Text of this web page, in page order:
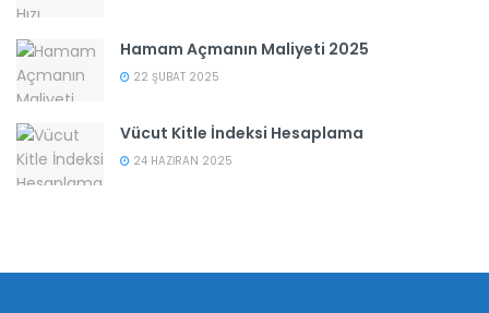
Hamam Açmanın Maliyeti 2025
22 ŞUBAT 2025
Vücut Kitle İndeksi Hesaplama
24 HAZIRAN 2025